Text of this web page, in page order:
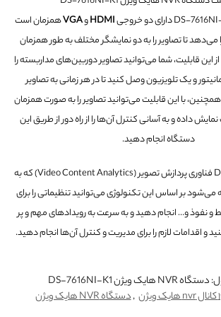
وVGA
همزمان است
می‌دهد تا تصاویر را به دو نمایشگر مختلف به طور همزمان
این قابلیت، شما می‌توانید تصاویر دوربین‌های مداربسته را
و یک تلویزیون وصل کنید تا در هر زمانی به تصاویر
با این قابلیت می‌توانید تصاویر را به صورت همزمان
داده و به آسانی کنترل آن‌ها را از راه دور از طریق این
دستگاه انجام دهید.
دستگاه DS-7616NI-K1 فناوری پردازش تصویر (Video Content Analytics) که به
می‌شود بر اساس این تکنولوژی می‌توانید تنظیماتی را برای
و نفوذ و… انجام دهید و به سرعت به رویدادهای مهم و پر
و اقدامات لازم را برای مدیریت و کنترل آن‌ها انجام دهید.
دستگاه NVR هایک ویژن DS-7616NI-K1
,دستگاه NVR هایک ویژن